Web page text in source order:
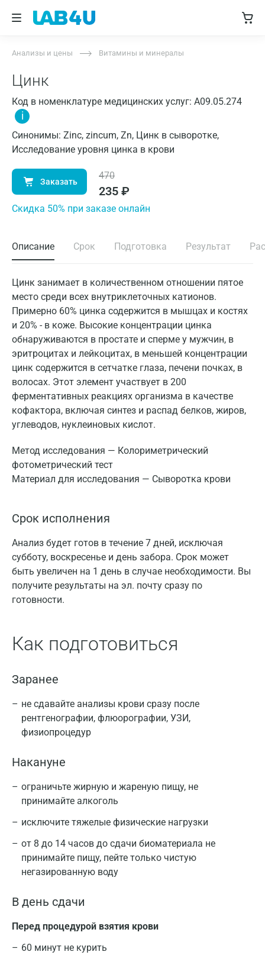
Анализы и цены Витамины и минералы
Цинк
Код в номенклатуре медицинских услуг: A09.05.274
i
Синонимы: Zinc, zincum, Zn, Цинк в сыворотке,
Исследование уровня цинка в крови
Заказать
470
235 ₽
Cкидка 50% при заказе онлайн
Описание Срок Подготовка Результат
Цинк занимает в количественном отношении пятое
место среди всех внутриклеточных катионов.
Примерно 60% цинка содержится в мышцах и костях
и 20% - в коже. Высокие концентрации цинка
обнаруживаются в простате и сперме у мужчин, в
эритроцитах и лейкоцитах, в меньшей концентрации
цинк содержится в сетчатке глаза, печени почках, в
волосах. Этот элемент участвует в 200
ферментативных реакциях организма в качестве
кофактора, включая синтез и распад белков, жиров,
углеводов, нуклеиновых кислот.
Метод исследования — Колориметрический
фотометрический тест
Материал для исследования — Сыворотка крови
Срок исполнения
Анализ будет готов в течение 7 дней, исключая
субботу, воскресенье и день забора. Срок может
быть увеличен на 1 день в случае необходимости. Вы
получите результаты на эл. почту сразу по
готовности.
Как подготовиться
Заранее
не сдавайте анализы крови сразу после
рентгенографии, флюорографии, УЗИ,
физиопроцедур
Накануне
ограничьте жирную и жареную пищу, не
принимайте алкоголь
исключите тяжелые физические нагрузки
от 8 до 14 часов до сдачи биоматериала не
принимайте пищу, пейте только чистую
негазированную воду
В день сдачи
Перед процедурой взятия крови
60 минут не курить